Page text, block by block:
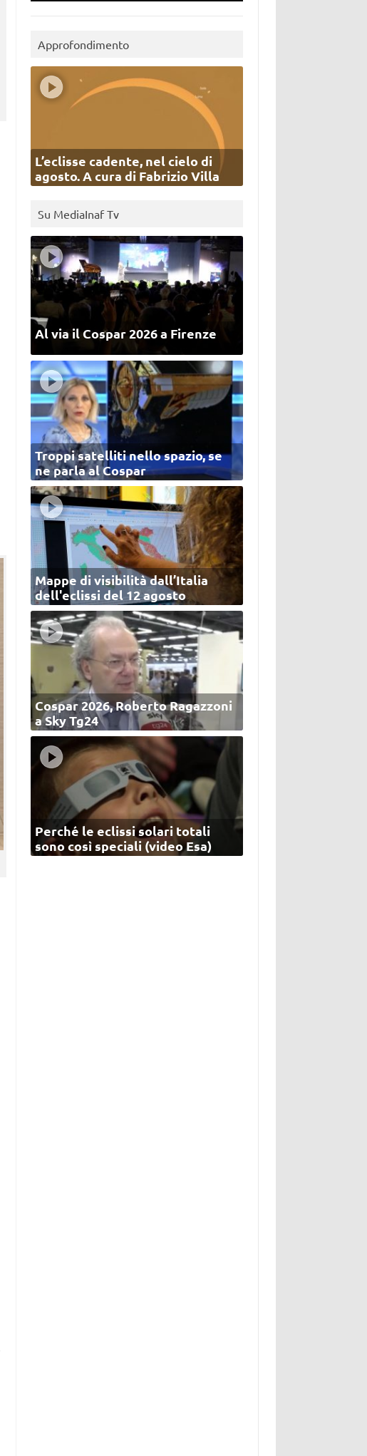
Approfondimento
L’eclisse cadente, nel cielo di
agosto. A cura di Fabrizio Villa
Su MediaInaf Tv
Al via il Cospar 2026 a Firenze
Troppi satelliti nello spazio, se
ne parla al Cospar
Mappe di visibilità dall’Italia
dell'eclissi del 12 agosto
Cospar 2026, Roberto Ragazzoni
a Sky Tg24
Perché le eclissi solari totali
sono così speciali (video Esa)